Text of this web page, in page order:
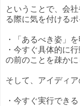
ということで、会
る際に気を付ける
・「あるべき姿」
・今すぐ具体的に
の前のことを疎かに
そして、アイディ
・今すぐ実行できる